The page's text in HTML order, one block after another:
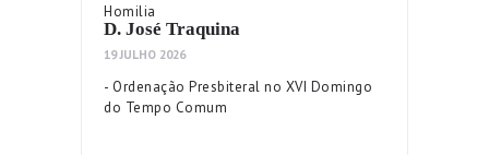
Homilia
D. José Traquina
19 JULHO 2026
- Ordenação Presbiteral no XVI Domingo
do Tempo Comum